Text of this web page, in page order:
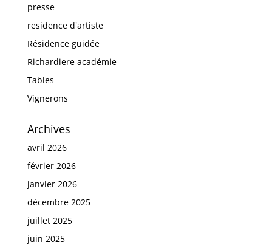
presse
residence d'artiste
Résidence guidée
Richardiere académie
Tables
Vignerons
Archives
avril 2026
février 2026
janvier 2026
décembre 2025
juillet 2025
juin 2025